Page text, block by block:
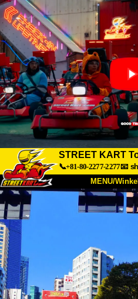
STREET KART
📞+81-80-2277-2277📧
MENU/
TOP
Winkel